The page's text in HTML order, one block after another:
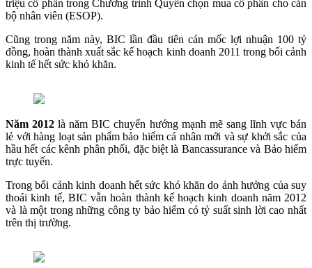
triệu cổ phần trong Chương trình Quyền chọn mua cổ phần cho cán
bộ nhân viên (ESOP).
Cũng trong năm này, BIC lần đầu tiên cán mốc lợi nhuận 100 tỷ
đồng, hoàn thành xuất sắc kế hoạch kinh doanh 2011 trong bối cảnh
kinh tế hết sức khó khăn.
Năm 2012 là năm BIC chuyến hướng mạnh mẽ sang lĩnh vực bán
lẻ với hàng loạt sản phẩm bảo hiểm cá nhân mới và sự khởi sắc của
hầu hết các kênh phân phối, đặc biệt là Bancassurance và Bảo hiểm
trực tuyến.
Trong bối cảnh kinh doanh hết sức khó khăn do ảnh hưởng của suy
thoái kinh tế, BIC vẫn hoàn thành kế hoạch kinh doanh năm 2012
và là một trong những công ty bảo hiểm có tỷ suất sinh lời cao nhất
trên thị trường.